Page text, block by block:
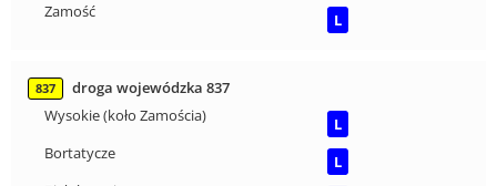
Zamość
L
837
droga wojewódzka 837
Wysokie (koło Zamościa)
L
Bortatycze
L